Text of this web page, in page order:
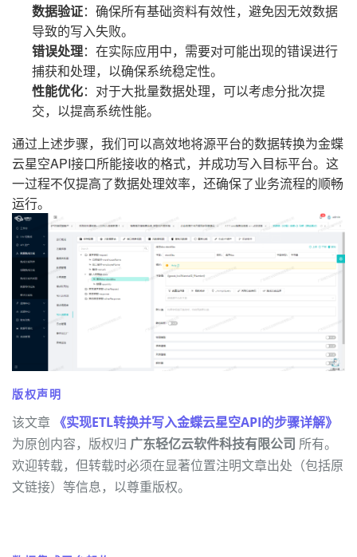
数据验证：确保所有基础资料有效性，避免因无效数据
导致的写入失败。
错误处理：在实际应用中，需要对可能出现的错误进行
捕获和处理，以确保系统稳定性。
性能优化：对于大批量数据处理，可以考虑分批次提
交，以提高系统性能。
通过上述步骤，我们可以高效地将源平台的数据转换为金蝶
云星空API接口所能接收的格式，并成功写入目标平台。这
一过程不仅提高了数据处理效率，还确保了业务流程的顺畅
运行。
版权声明
该文章 《实现ETL转换并写入金蝶云星空API的步骤详解》
为原创内容，版权归 广东轻亿云软件科技有限公司 所有。
欢迎转载，但转载时必须在显著位置注明文章出处（包括原
文链接）等信息，以尊重版权。